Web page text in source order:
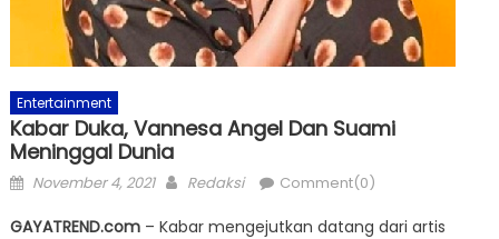
Entertainment
Kabar Duka, Vannesa Angel Dan Suami
Meninggal Dunia
Posted
November 4, 2021 Author
Redaksi Comment(0)
GAYATREND.com– Kabar mengejutkan datang dari artis